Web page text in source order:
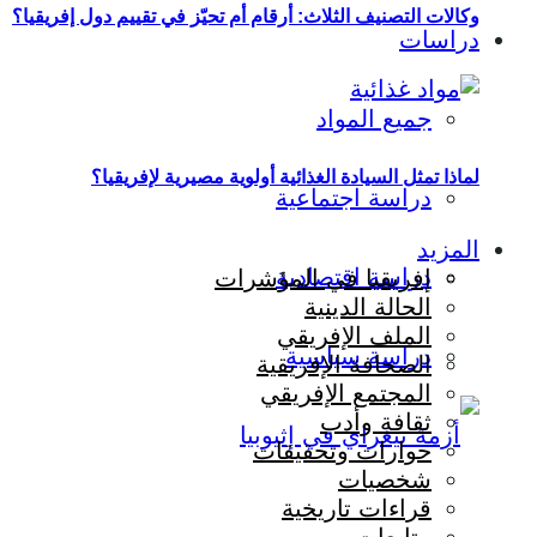
دراسات
جميع المواد
دراسة اجتماعية
دراسة اقتصادية
دراسة سياسية
وكالات التصنيف الثلاث: أرقام أم تحيّز في تقييم دول إفريقيا؟
لماذا تمثل السيادة الغذائية أولوية مصيرية لإفريقيا؟
المزيد
إفريقيا في المؤشرات
الحالة الدينية
الملف الإفريقي
الصحافة الإفريقية
المجتمع الإفريقي
ثقافة وأدب
حوارات وتحقيقات
شخصيات
قراءات تاريخية